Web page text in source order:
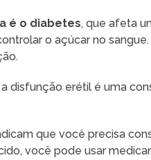
é o diabetes, que afeta
o açúcar no
a disfunção erétil é uma
que você precisa
você pode usar